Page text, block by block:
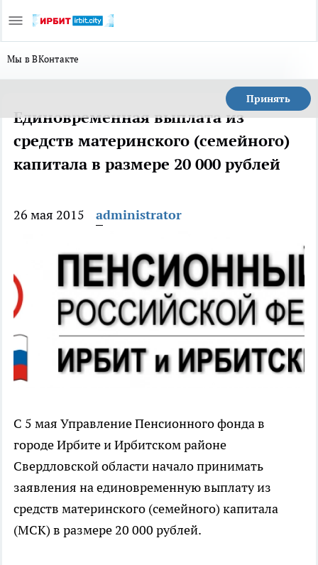
Мы в ВКонтакте
Принять
Единовременная выплата из
средств материнского (семейного)
капитала в размере 20 000 рублей
26 мая 2015 administrator
С 5 мая Управление Пенсионного фонда в
городе Ирбите и Ирбитском районе
Свердловской области начало принимать
заявления на единовременную выплату из
средств материнского (семейного) капитала
(МСК) в размере 20 000 рублей.